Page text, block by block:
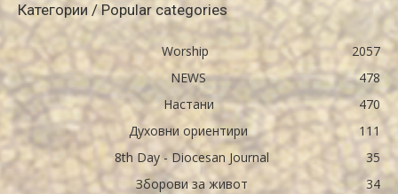
Категории / Popular categories
Worship
2057
NEWS
478
Настани
470
Духовни ориентири
111
8th Day - Diocesan Journal
35
Зборови за живот
34